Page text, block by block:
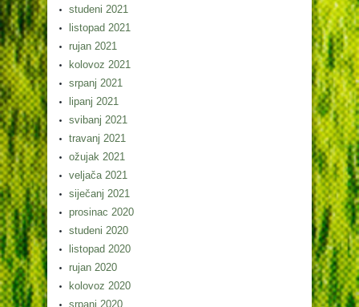
studeni 2021
listopad 2021
rujan 2021
kolovoz 2021
srpanj 2021
lipanj 2021
svibanj 2021
travanj 2021
ožujak 2021
veljača 2021
siječanj 2021
prosinac 2020
studeni 2020
listopad 2020
rujan 2020
kolovoz 2020
srpanj 2020